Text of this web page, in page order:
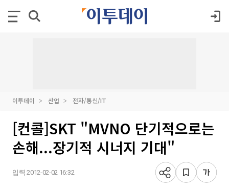
이투데이 산업 전자/통신/IT
[컨콜]SKT "MVNO 단기적으로는
손해...장기적 시너지 기대"
입력 2012-02-02 16:32